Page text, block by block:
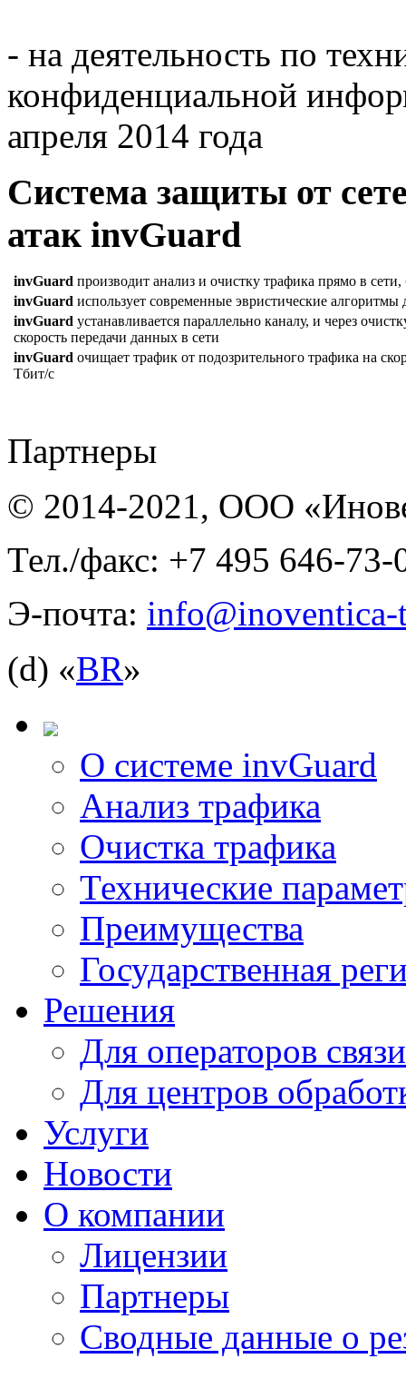
- на деятельность по
конфиденциальной
апреля 2014 года
Система защиты от
атак invGuard
invGuard производит анализ и очистку трафика прямо в сети,
invGuard использует современные эвристические
invGuard устанавливается параллельно каналу, и через
скорость передачи данных в сети
invGuard очищает трафик от подозрительного трафика на
Тбит/с
Партнеры
© 2014-2021, ООО
Тел./факс: +7 495 646-73-
Э-почта: info@inoventica-
(d) «BR»
О системе invGuard
Анализ трафика
Очистка трафика
Технические
Преимущества
Государственная
Решения
Для операторов связи
Для центров
Услуги
Новости
О компании
Лицензии
Партнеры
Cводные данные о